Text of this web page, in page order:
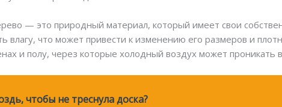
— это природный материал, который имеет свои
влагу, что может привести к изменению его размеров и
и полу, через которые холодный воздух может проникать
чтобы не треснула доска?